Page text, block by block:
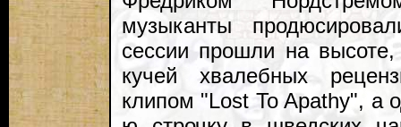
музыканты
сессии прошли на
кучей хвалебных
клипом "Lost To Apathy", а